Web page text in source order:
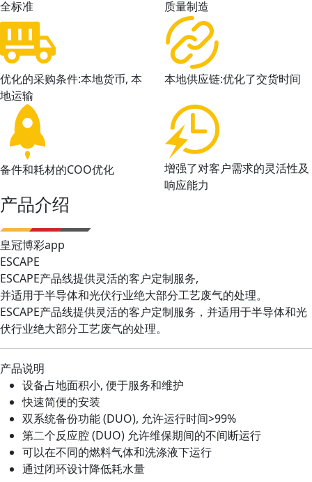
全标准
质量制造
优化的采购条件:本地货币, 本
地运输
本地供应链:优化了交货时间
备件和耗材的COO优化
增强了对客户需求的灵活性及
响应能力
产品介绍
皇冠博彩app
ESCAPE
ESCAPE产品线提供灵活的客户定制服务,
并适用于半导体和光伏行业绝大部分工艺废气的处理。
ESCAPE产品线提供灵活的客户定制服务，并适用于半导体和光
伏行业绝大部分工艺废气的处理。
产品说明
设备占地面积小, 便于服务和维护
快速简便的安装
双系统备份功能 (DUO), 允许运行时间>99%
第二个反应腔 (DUO) 允许维保期间的不间断运行
可以在不同的燃料气体和洗涤液下运行
通过闭环设计降低耗水量